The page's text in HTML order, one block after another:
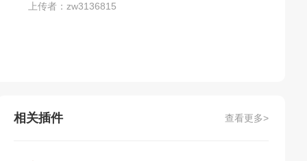
上传者：zw3136815
相关插件 查看更多>